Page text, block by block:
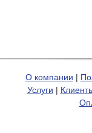
О компании |
Услуги |